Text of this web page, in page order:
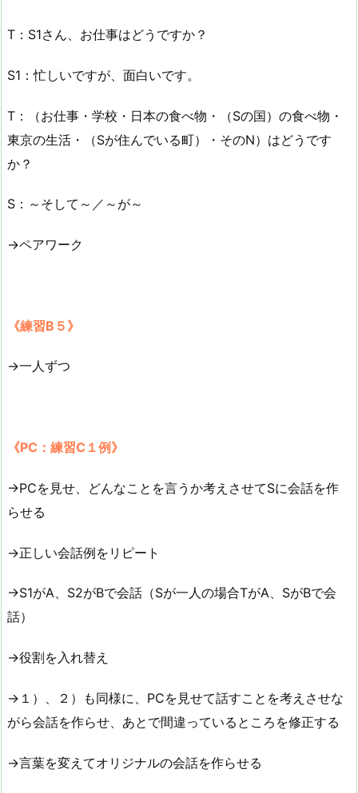
T：S1さん、お仕事はどうですか？
S1：忙しいですが、面白いです。
T：（お仕事・学校・日本の食べ物・（Sの国）の食べ物・
東京の生活・（Sが住んでいる町）・そのN）はどうです
か？
S：～そして～／～が～
→ペアワーク
《練習B５》
→一人ずつ
《PC：練習C１例》
→PCを見せ、どんなことを言うか考えさせてSに会話を作
らせる
→正しい会話例をリピート
→S1がA、S2がBで会話（Sが一人の場合TがA、SがBで会
話）
→役割を入れ替え
→１）、２）も同様に、PCを見せて話すことを考えさせな
がら会話を作らせ、あとで間違っているところを修正する
→言葉を変えてオリジナルの会話を作らせる